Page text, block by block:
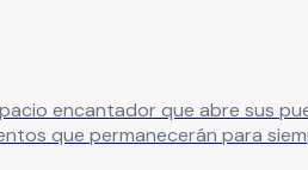
abre sus puertas para celebraciones de gran
que permanecerán para